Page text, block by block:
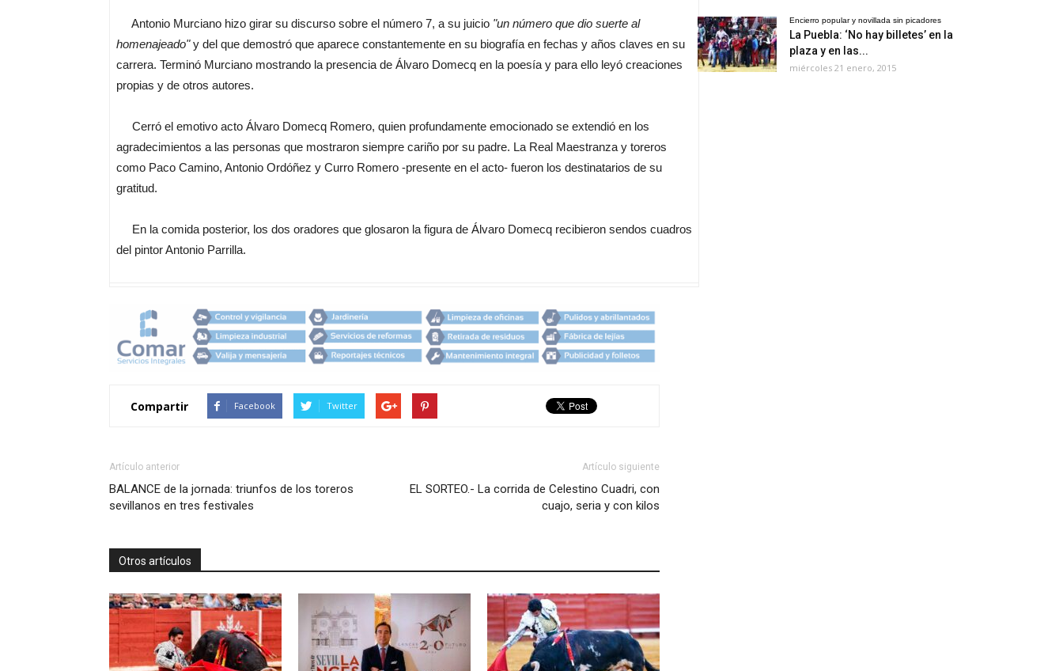
Antonio Murciano hizo girar su discurso sobre el número 7, a su juicio "un número que dio suerte al
homenajeado"y del que demostró que aparece constantemente en su biografía en fechas y años claves en su
carrera. Terminó Murciano mostrando la presencia de Álvaro Domecq en la poesía y para ello leyó creaciones
propias y de otros autores.
Cerró el emotivo acto Álvaro Domecq Romero, quien profundamente emocionado se extendió en los
agradecimientos a las personas que mostraron siempre cariño por su padre. La Real Maestranza y toreros
como Paco Camino, Antonio Ordóñez y Curro Romero -presente en el acto- fueron los destinatarios de su
gratitud.
En la comida posterior, los dos oradores que glosaron la figura de Álvaro Domecq recibieron sendos cuadros
del pintor Antonio Parrilla.
Compartir Facebook Twitter
Artículo anterior
BALANCE de la jornada: triunfos de los toreros
sevillanos en tres festivales
Artículo siguiente
EL SORTEO.- La corrida de Celestino Cuadri, con
cuajo, seria y con kilos
Otros artículos
Encierro popular y novillada sin picadores
La Puebla: ‘No hay billetes’ en la
plaza y en las...
miércoles 21 enero, 2015